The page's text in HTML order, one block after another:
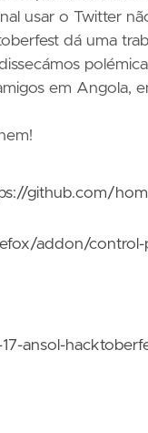
usar o Twitter
dá uma
em Angola,
github.com/
addon/control-
ansol-